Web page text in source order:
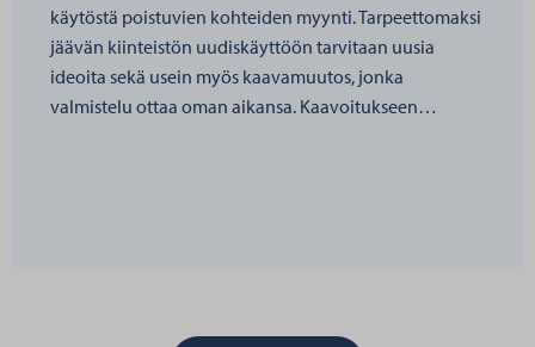
käytöstä poistuvien kohteiden myynti. Tarpeettomaksi
jäävän kiinteistön uudiskäyttöön tarvitaan uusia
ideoita sekä usein myös kaavamuutos, jonka
valmistelu ottaa oman aikansa. Kaavoitukseen…